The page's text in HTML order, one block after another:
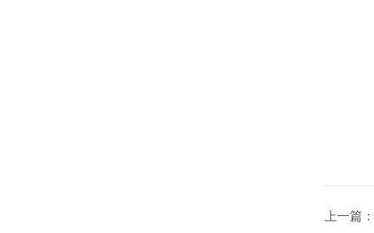
上一篇：